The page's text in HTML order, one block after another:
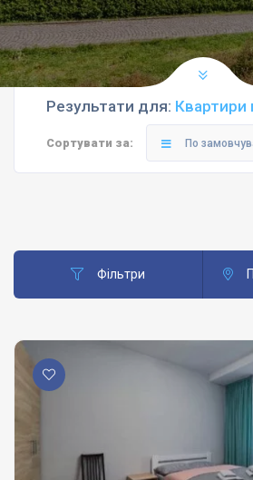
Результати для: Квартири
Сортувати за: По
Фільтри